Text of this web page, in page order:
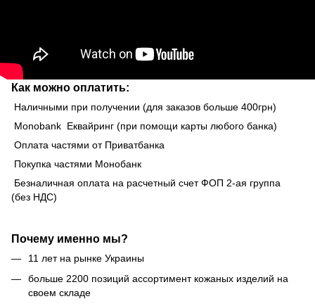
Как можно оплатить:
Наличными при получении (для заказов больше 400грн)
Monobank Еквайринг (при помощи карты любого банка)
Оплата частями от Приватбанка
Покупка частями Монобанк
Безналичная оплата на расчетный счет ФОП 2-ая группа
(без НДС)
Почему именно мы?
11 лет на рынке Украины
больше 2200 позиций ассортимент кожаных изделий на
своем складе